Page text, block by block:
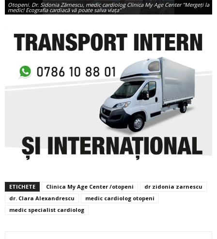
Otopeni. Dr. Sidonia Zărnescu, medic cardiolog Clinica My Age Center ”Mergeţi la
medic! Ecografia cardiacă vă poate salva viaţa”
ETICHETE Clinica My Age Center /otopeni
dr zidonia zarnescu
dr. Clara Alexandrescu
medic cardiolog otopeni
medic specialist cardiolog